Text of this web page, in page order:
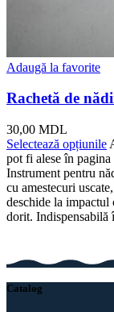
Adaugă la favorite
Rachetă de
30,00 MDL
Selectează opțiunile
pot fi alese în
Instrument pentru
cu amestecuri
deschide la impactul
dorit. Indispensabilă
Catalog